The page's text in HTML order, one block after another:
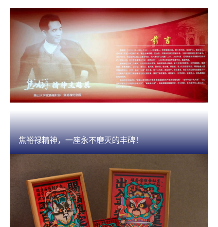
07-15
我校当选苏州“百校千企”联盟副理事长单位 07-14
查看更多新闻
焦裕禄精神，一座永不磨灭的丰碑！